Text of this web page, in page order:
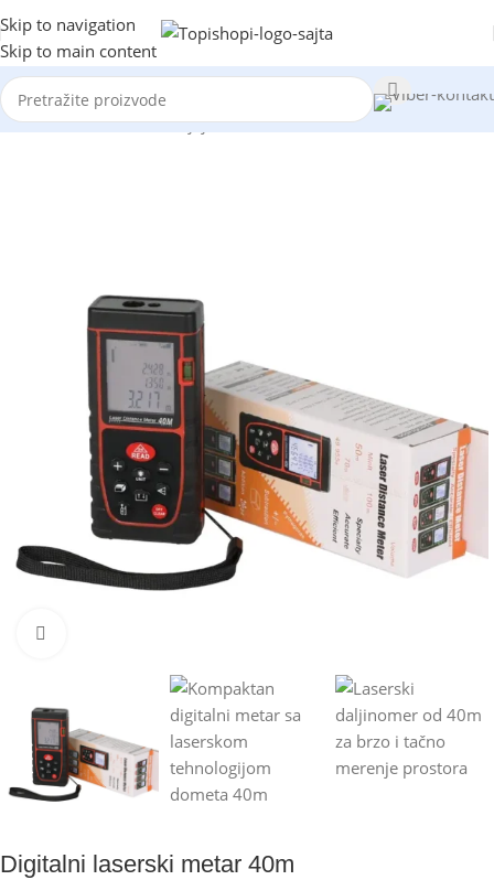
Skip to navigation
Skip to main content
Početna/Alat/Merni uredjaji
Digitalni laserski metar 40m